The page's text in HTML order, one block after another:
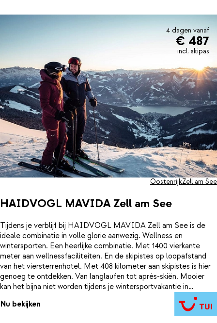
4 dagen vanaf
€ 487
incl. skipas
HAIDVOGL MAVIDA Zell am See
OostenrijkZell am See
Tijdens je verblijf bij HAIDVOGL MAVIDA Zell am See is de
ideale combinatie in volle glorie aanwezig. Wellness en
wintersporten. Een heerlijke combinatie. Met 1400 vierkante
meter aan wellnessfaciliteiten. En de skipistes op loopafstand
van het viersterrenhotel. Met 408 kilometer aan skipistes is hier
genoeg te ontdekken. Van langlaufen tot aprés-skiën. Mooier
kan het bijna niet worden tijdens je wintersportvakantie in
Salzburgerland. Laad weer helemaal op dankzij de rust vam Zell
am See. Of dankzij een ontspannende massage bij HAIDVOGL
MAVIDA Zell am See. Opwarmen van al je winteravonturen doe
Nu bekijken